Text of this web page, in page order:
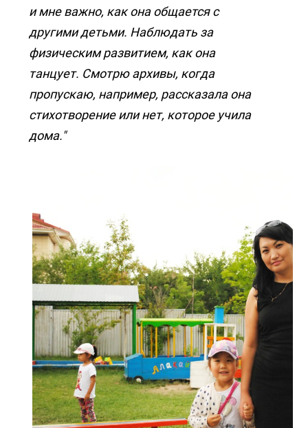
и мне важно, как она общается с
другими детьми. Наблюдать за
физическим развитием, как она
танцует. Смотрю архивы, когда
пропускаю, например, рассказала она
стихотворение или нет, которое учила
дома."